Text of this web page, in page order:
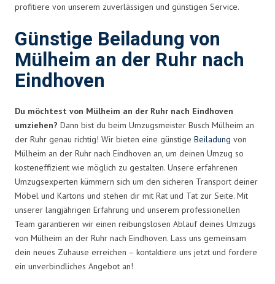
profitiere von unserem zuverlässigen und günstigen Service.
Günstige Beiladung von
Mülheim an der Ruhr nach
Eindhoven
Du möchtest von Mülheim an der Ruhr nach Eindhoven
umziehen? Dann bist du beim Umzugsmeister Busch Mülheim an
der Ruhr genau richtig! Wir bieten eine günstige Beiladung von
Mülheim an der Ruhr nach Eindhoven an, um deinen Umzug so
kosteneffizient wie möglich zu gestalten. Unsere erfahrenen
Umzugsexperten kümmern sich um den sicheren Transport deiner
Möbel und Kartons und stehen dir mit Rat und Tat zur Seite. Mit
unserer langjährigen Erfahrung und unserem professionellen
Team garantieren wir einen reibungslosen Ablauf deines Umzugs
von Mülheim an der Ruhr nach Eindhoven. Lass uns gemeinsam
dein neues Zuhause erreichen – kontaktiere uns jetzt und fordere
ein unverbindliches Angebot an!